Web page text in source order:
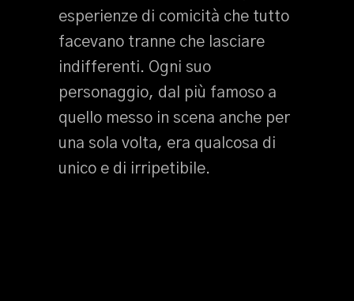
esperienze di comicità che tutto
facevano tranne che lasciare
indifferenti. Ogni suo
personaggio, dal più famoso a
quello messo in scena anche per
una sola volta, era qualcosa di
unico e di irripetibile.